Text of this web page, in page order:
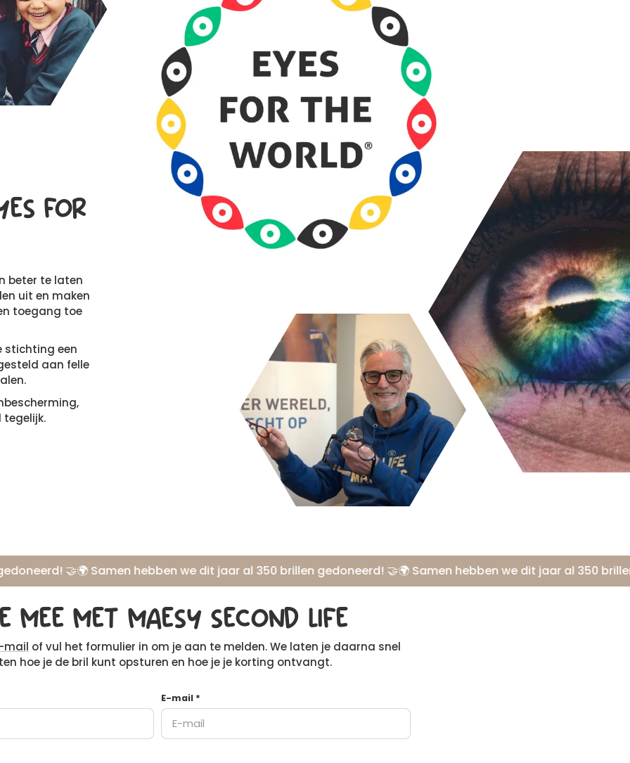
FOR
beter te laten
uit en maken
toegang toe
stichting een
aan felle
tegelijk.
🤝🌍 Samen hebben we dit jaar al 350 brillen gedoneerd! 🤝🌍 Samen hebben we dit jaar al 350 brillen
MEE MET MAESY SECOND LIFE
mail of vul het formulier in om je aan te melden. We laten je daarna snel
hoe je de bril kunt opsturen en hoe je je korting ontvangt.
E-mail *